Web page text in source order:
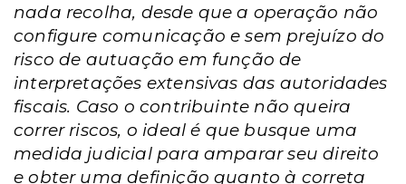
nada recolha, desde que a operação não
configure comunicação e sem prejuízo do
risco de autuação em função de
interpretações extensivas das autoridades
fiscais. Caso o contribuinte não queira
correr riscos, o ideal é que busque uma
medida judicial para amparar seu direito
e obter uma definição quanto à correta